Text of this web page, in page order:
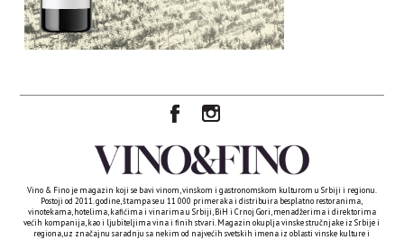
Vino & Fino je magazin koji se bavi vinom, vinskom i gastronomskom kulturom u Srbiji i regionu.
Postoji od 2011. godine, štampa se u 11 000 primeraka i distribuira besplatno restoranima,
vinotekama, hotelima, kafićima i vinarima u Srbiji, BiH i Crnoj Gori, menadžerima i direktorima
većih kompanija, kao i ljubiteljima vina i finih stvari. Magazin okuplja vinske stručnjake iz Srbije i
regiona, uz značajnu saradnju sa nekim od najvećih svetskih imena iz oblasti vinske kulture i